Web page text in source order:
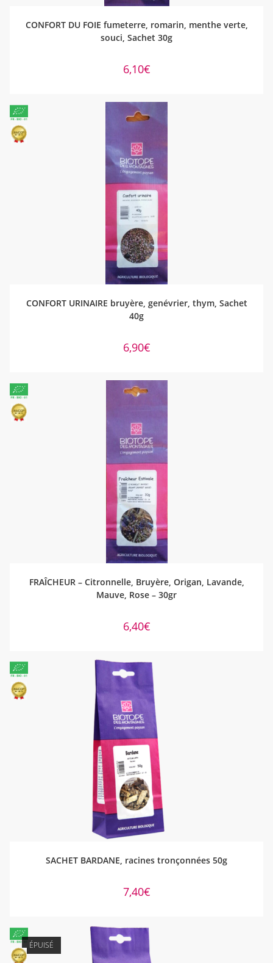
CONFORT DU FOIE fumeterre, romarin, menthe verte,
souci, Sachet 30g
6,10€
CONFORT URINAIRE bruyère, genévrier, thym, Sachet
40g
6,90€
FRAÎCHEUR – Citronnelle, Bruyère, Origan, Lavande,
Mauve, Rose – 30gr
6,40€
SACHET BARDANE, racines tronçonnées 50g
7,40€
ÉPUISÉ